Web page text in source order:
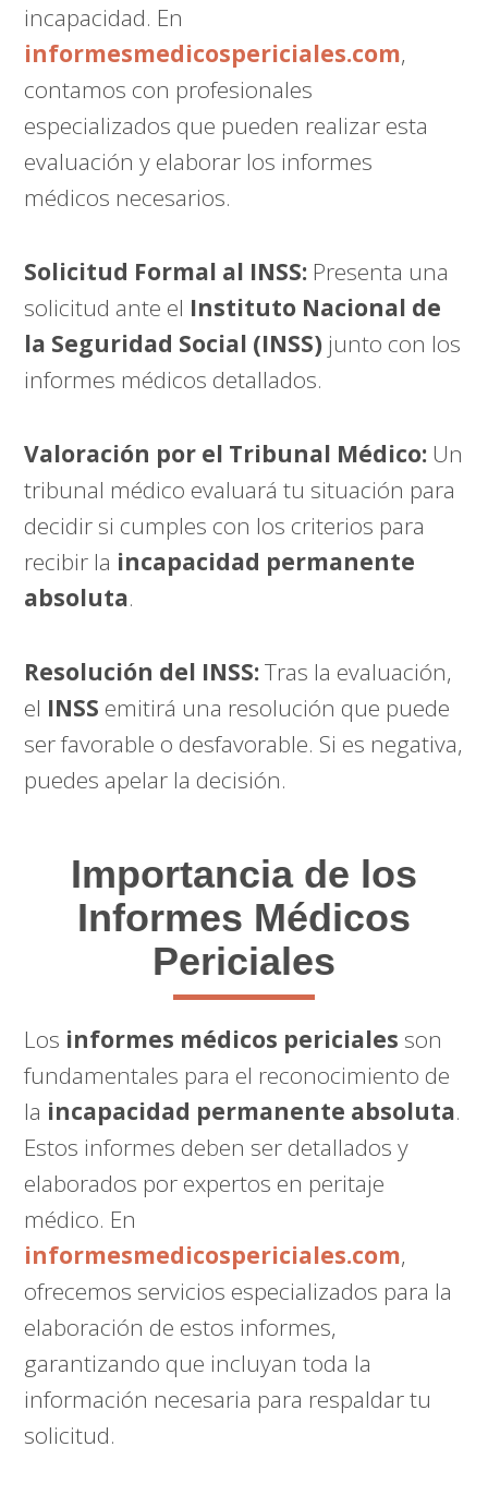
incapacidad. En
informesmedicospericiales.com,
contamos con profesionales
especializados que pueden realizar esta
evaluación y elaborar los informes
médicos necesarios.
Solicitud Formal al INSS: Presenta una
solicitud ante el Instituto Nacional de
la Seguridad Social (INSS) junto con los
informes médicos detallados.
Valoración por el Tribunal Médico: Un
tribunal médico evaluará tu situación para
decidir si cumples con los criterios para
recibir la incapacidad permanente
absoluta.
Resolución del INSS:Tras la evaluación,
el INSS emitirá una resolución que puede
ser favorable o desfavorable. Si es negativa,
puedes apelar la decisión.
Importancia de los
Informes Médicos
Periciales
Los informes médicos periciales son
fundamentales para el reconocimiento de
la incapacidad permanente absoluta.
Estos informes deben ser detallados y
elaborados por expertos en peritaje
médico. En
informesmedicospericiales.com,
ofrecemos servicios especializados para la
elaboración de estos informes,
garantizando que incluyan toda la
información necesaria para respaldar tu
solicitud.